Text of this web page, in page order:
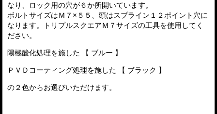
なり、ロック用の穴が６か所開いています。
ボルトサイズはＭ７×５５、頭はスプライン１２ポイント穴に
なります。トリプルスクエアＭ７サイズの工具を使用してく
ださい。
陽極酸化処理を施した 【 ブルー 】
ＰＶＤコーティング処理を施した 【 ブラック 】
の２色からお選びいただけます。